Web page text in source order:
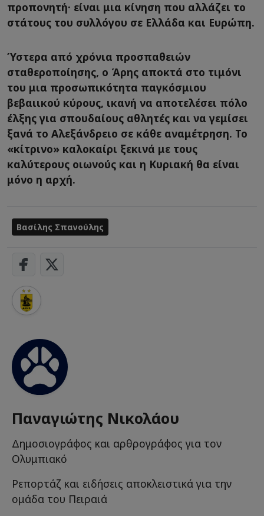
προπονητή· είναι μια κίνηση που αλλάζει το
στάτους του συλλόγου σε Ελλάδα και Ευρώπη.
Ύστερα από χρόνια προσπαθειών
σταθεροποίησης, ο Άρης αποκτά στο τιμόνι
του μια προσωπικότητα παγκόσμιου
βεβαιικού κύρους, ικανή να αποτελέσει πόλο
έλξης για σπουδαίους αθλητές και να γεμίσει
ξανά το Αλεξάνδρειο σε κάθε αναμέτρηση. Το
«κίτρινο» καλοκαίρι ξεκινά με τους
καλύτερους οιωνούς και η Κυριακή θα είναι
μόνο η αρχή.
Βασίλης Σπανούλης
Παναγιώτης Νικολάου
Δημοσιογράφος και αρθρογράφος για τον
Ολυμπιακό
Ρεπορτάζ και ειδήσεις αποκλειστικά για την
ομάδα του Πειραιά